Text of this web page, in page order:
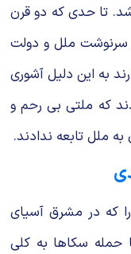
تا حدی که دو قرن
سرنوشت ملل و دولت
به این دلیل آشوری
که ملتی بی رحم و
ملل تابعه ندادند.
را که در مشرق آسیای
حمله سکاها به کلی